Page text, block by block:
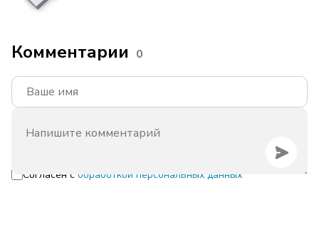
Комментарии 0
Согласен с обработкой персональных данных